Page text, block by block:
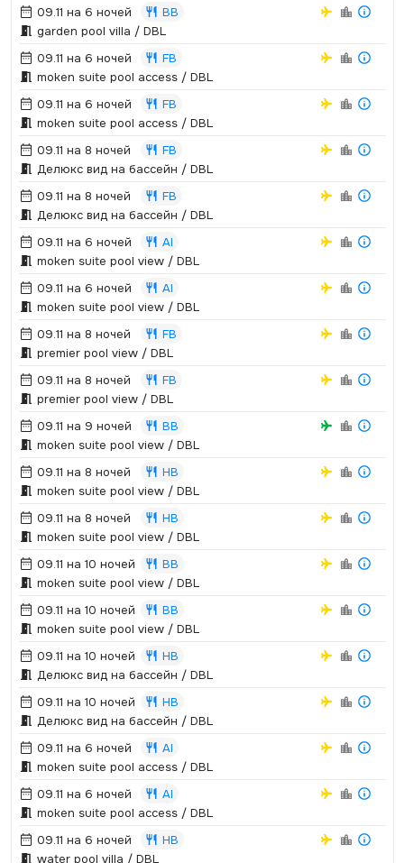
09.11 на 6 ночей
BB
garden pool villa / DBL
09.11 на 6 ночей
FB
moken suite pool access / DBL
09.11 на 6 ночей
FB
moken suite pool access / DBL
09.11 на 8 ночей
FB
Делюкс вид на бассейн / DBL
09.11 на 8 ночей
FB
Делюкс вид на бассейн / DBL
09.11 на 6 ночей
AI
moken suite pool view / DBL
09.11 на 6 ночей
AI
moken suite pool view / DBL
09.11 на 8 ночей
FB
premier pool view / DBL
09.11 на 8 ночей
FB
premier pool view / DBL
09.11 на 9 ночей
BB
moken suite pool view / DBL
09.11 на 8 ночей
HB
moken suite pool view / DBL
09.11 на 8 ночей
HB
moken suite pool view / DBL
09.11 на 10 ночей
BB
moken suite pool view / DBL
09.11 на 10 ночей
BB
moken suite pool view / DBL
09.11 на 10 ночей
HB
Делюкс вид на бассейн / DBL
09.11 на 10 ночей
HB
Делюкс вид на бассейн / DBL
09.11 на 6 ночей
AI
moken suite pool access / DBL
09.11 на 6 ночей
AI
moken suite pool access / DBL
09.11 на 6 ночей
HB
water pool villa / DBL